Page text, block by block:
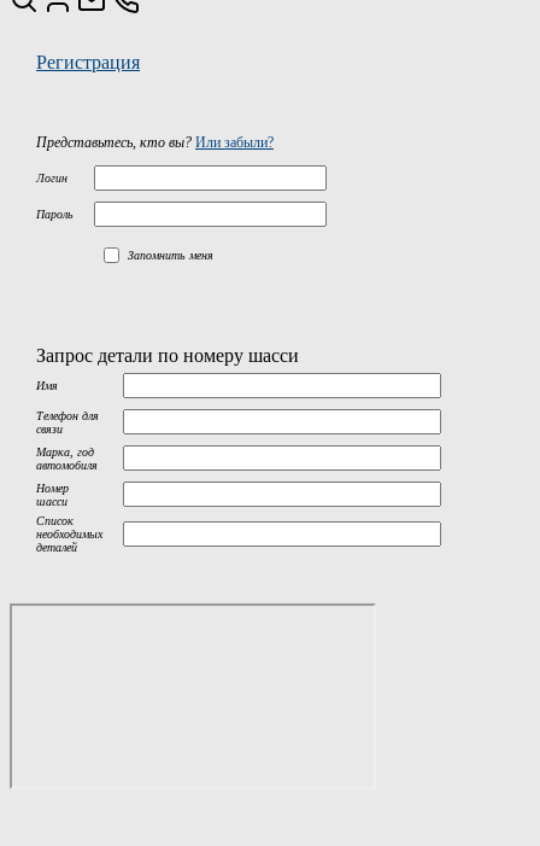
Регистрация
Представьтесь, кто вы? Или забыли?
Логин
Пароль
Запомнить меня
Запрос детали по номеру шасси
Имя
Телефон для
связи
Марка, год
автомобиля
Номер
шасси
Список
необходимых
деталей